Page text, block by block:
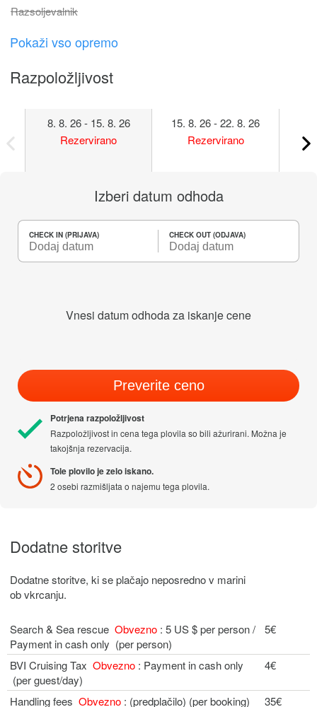
Razsoljevalnik
Pokaži vso opremo
Razpoložljivost
8. 8. 26 - 15. 8. 26
Rezervirano
15. 8. 26 - 22. 8. 26
Rezervirano
Izberi datum odhoda
CHECK IN (PRIJAVA) CHECK OUT (ODJAVA)
Vnesi datum odhoda za iskanje cene
Preverite ceno
Potrjena razpoložljivost
Razpoložljivost in cena tega plovila so bili ažurirani. Možna je
takojšnja rezervacija.
Tole plovilo je zelo iskano.
2 osebi razmišljata o najemu tega plovila.
Dodatne storitve
Dodatne storitve, ki se plačajo neposredno v marini
ob vkrcanju.
Search & Sea rescue Obvezno : 5 US $ per person /
Payment in cash only (per person)
5€
BVI Cruising Tax Obvezno : Payment in cash only
(per guest/day)
4€
Handling fees Obvezno : (predplačilo) (per booking)
35€